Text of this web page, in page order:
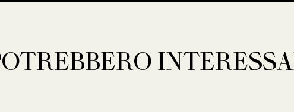
POTREBBERO